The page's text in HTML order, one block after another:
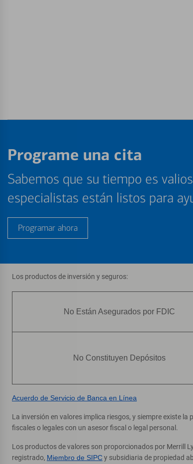
Programe una cita
Sabemos que su tiempo es
especialistas están listos para
Programar ahora
Los productos de inversión y seguros:
No Están Asegurados por FDIC
No Constituyen Depósitos
Acuerdo de Servicio de Banca en Línea
La inversión en valores implica riesgos, y siempre existe
fiscales o legales con un asesor fiscal o legal personal.
Los productos de valores son proporcionados por Merrill
registrado, Miembro de SIPCy subsidiaria de propiedad